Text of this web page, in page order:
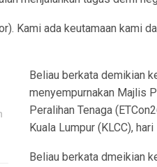
Kami ada keutamaan kami
Beliau berkata demikian
menyempurnakan Majlis
Peralihan Tenaga
Kuala Lumpur (KLCC), hari
Beliau berkata dmeikian